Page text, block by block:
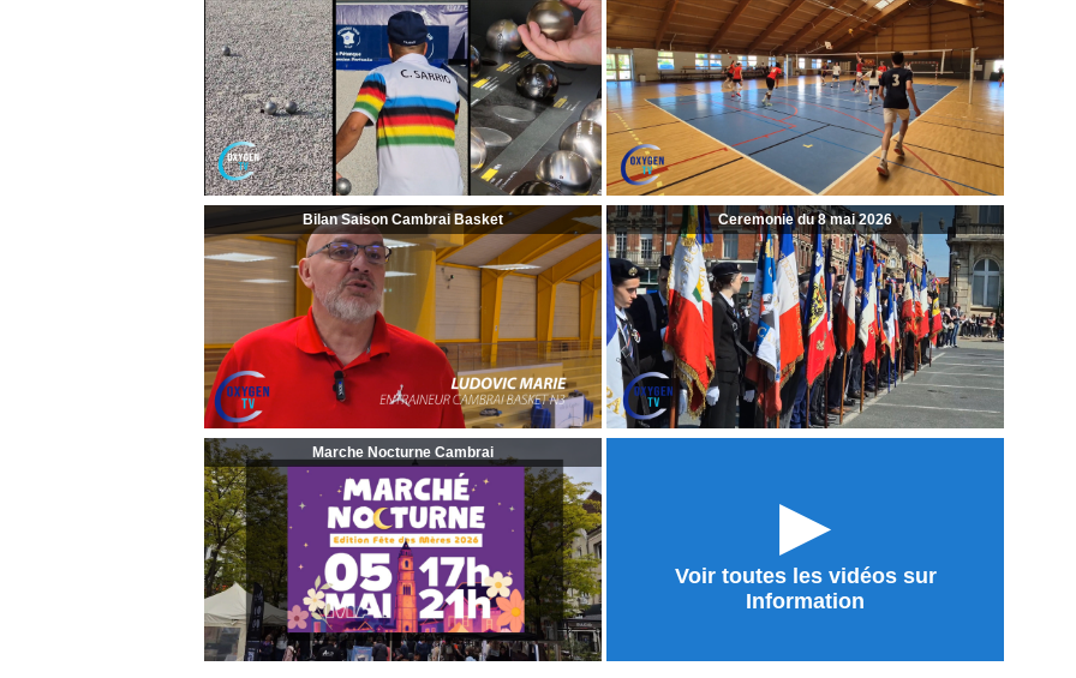
Bilan Saison Cambrai Basket Ceremonie du 8 mai 2026
Marche Nocturne Cambrai
►
Voir toutes les vidéos sur
Information